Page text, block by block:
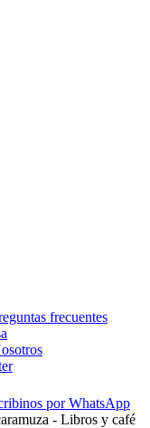
frecuentes
por WhatsApp
- Libros y café